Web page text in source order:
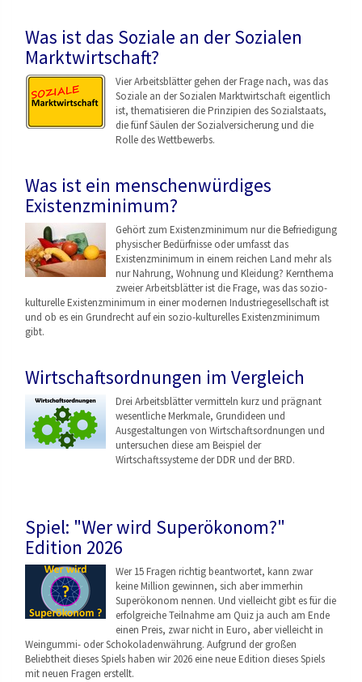
Was ist das Soziale an der Sozialen
Marktwirtschaft?
Vier Arbeitsblätter gehen der Frage nach, was das
Soziale an der Sozialen Marktwirtschaft eigentlich
ist, thematisieren die Prinzipien des Sozialstaats,
die fünf Säulen der Sozialversicherung und die
Rolle des Wettbewerbs.
Was ist ein menschenwürdiges
Existenzminimum?
Gehört zum Existenzminimum nur die Befriedigung
physischer Bedürfnisse oder umfasst das
Existenzminimum in einem reichen Land mehr als
nur Nahrung, Wohnung und Kleidung? Kernthema
zweier Arbeitsblätter ist die Frage, was das sozio-
kulturelle Existenzminimum in einer modernen Industriegesellschaft ist
und ob es ein Grundrecht auf ein sozio-kulturelles Existenzminimum
gibt.
Wirtschaftsordnungen im Vergleich
Drei Arbeitsblätter vermitteln kurz und prägnant
wesentliche Merkmale, Grundideen und
Ausgestaltungen von Wirtschaftsordnungen und
untersuchen diese am Beispiel der
Wirtschaftssysteme der DDR und der BRD.
Spiel: "Wer wird Superökonom?"
Edition 2026
Wer 15 Fragen richtig beantwortet, kann zwar
keine Million gewinnen, sich aber immerhin
Superökonom nennen. Und vielleicht gibt es für die
erfolgreiche Teilnahme am Quiz ja auch am Ende
einen Preis, zwar nicht in Euro, aber vielleicht in
Weingummi- oder Schokoladenwährung. Aufgrund der großen
Beliebtheit dieses Spiels haben wir 2026 eine neue Edition dieses Spiels
mit neuen Fragen erstellt.